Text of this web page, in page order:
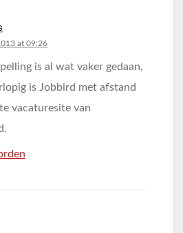
at 09:26
is al wat vaker gedaan,
is Jobbird met afstand
vacaturesite van